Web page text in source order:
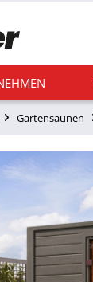
Gartensaunen